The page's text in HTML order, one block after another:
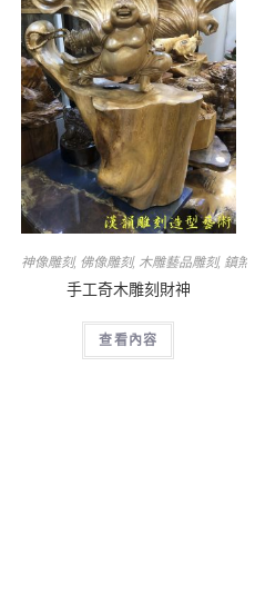
神像雕刻, 佛像雕刻, 木雕藝品雕刻, 鎮煞
手工奇木雕刻財神
查看內容